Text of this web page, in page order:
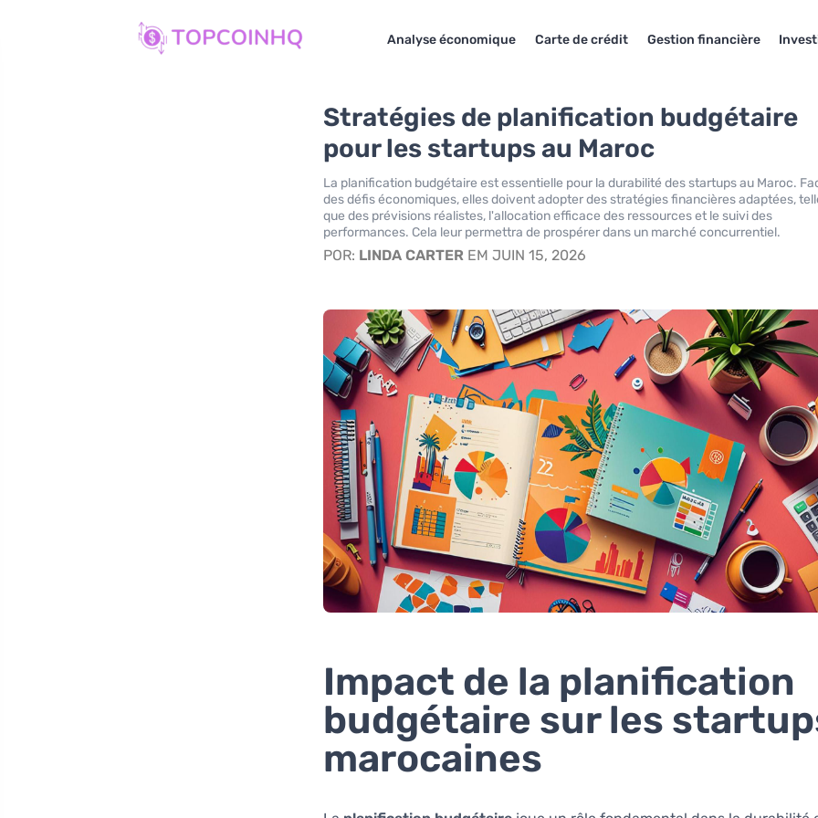
Analyse économique Carte de crédit Gestion financière
Stratégies de planification budgétaire
pour les startups au Maroc
La planification budgétaire est essentielle pour la durabilité des startups au Maroc.
des défis économiques, elles doivent adopter des stratégies financières adaptées,
que des prévisions réalistes, l'allocation efficace des ressources et le suivi des
performances. Cela leur permettra de prospérer dans un marché concurrentiel.
POR: LINDA CARTER EM JUIN 15, 2026
Impact de la planification
budgétaire sur les
marocaines